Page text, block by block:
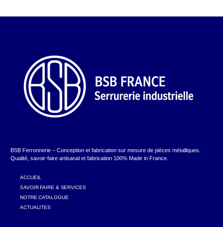
BSB Ferronnerie – Conception et fabrication sur mesure de pièces métalliques.
Qualité, savoir-faire artisanal et fabrication 100% Made in France.
ACCUEIL
SAVOIR FAIRE & SERVICES
NOTRE CATALOGUE
ACTUALITES